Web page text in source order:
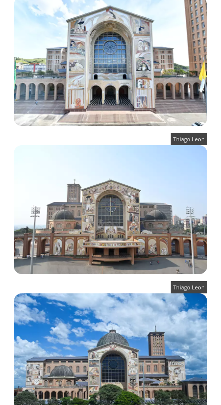
Thiago Leon
Thiago Leon